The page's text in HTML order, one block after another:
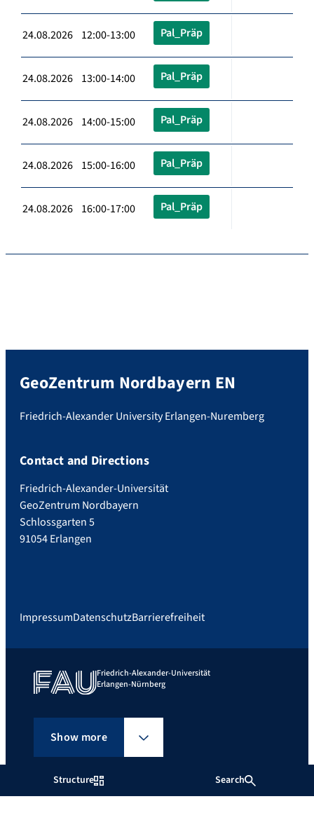
Structure Search
24.08.2026 12:00-13:00 Pal_Präp
24.08.2026 13:00-14:00 Pal_Präp
24.08.2026 14:00-15:00 Pal_Präp
24.08.2026 15:00-16:00 Pal_Präp
24.08.2026 16:00-17:00 Pal_Präp
GeoZentrum Nordbayern EN
Friedrich-Alexander University Erlangen-Nuremberg
Contact and Directions
Friedrich-Alexander-Universität
GeoZentrum Nordbayern
Schlossgarten 5
91054 Erlangen
ImpressumDatenschutzBarrierefreiheit
Friedrich-Alexander-Universität
Erlangen-Nürnberg
Show more